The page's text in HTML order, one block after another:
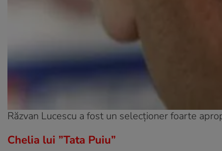
Răzvan Lucescu a fost un selecționer foarte
Chelia lui ”Tata Puiu”